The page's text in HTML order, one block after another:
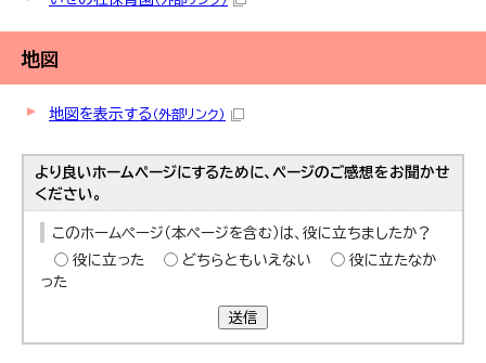
地図
地図を表示する （外部リンク）
より良いホームページにするために、ページのご感想をお聞かせ
ください。
このホームページ（本ページを含む）は、役に立ちましたか？
役に立った
どちらともいえない
役に立たなか
った
送信